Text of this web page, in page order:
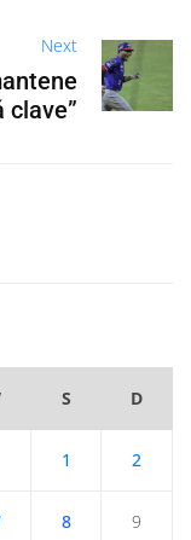
Next
clave”
S D
1 2
8 9